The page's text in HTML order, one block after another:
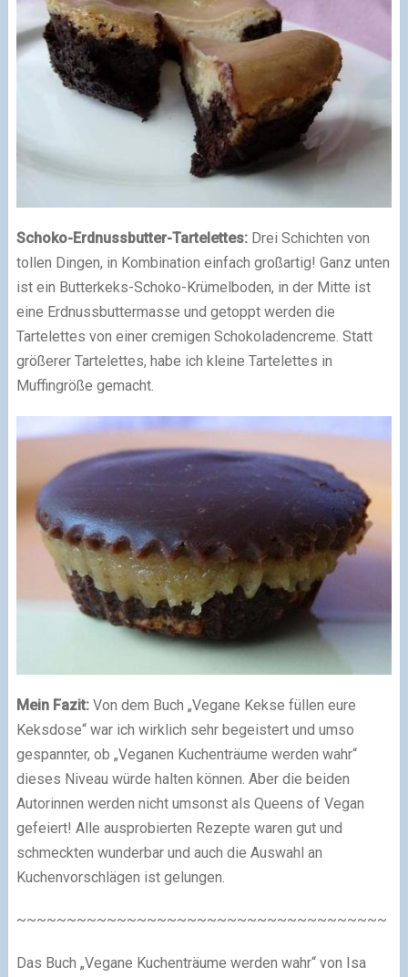
Schoko-Erdnussbutter-Tartelettes:Drei Schichten von
tollen Dingen, in Kombination einfach großartig! Ganz unten
ist ein Butterkeks-Schoko-Krümelboden, in der Mitte ist
eine Erdnussbuttermasse und getoppt werden die
Tartelettes von einer cremigen Schokoladencreme. Statt
größerer Tartelettes, habe ich kleine Tartelettes in
Muffingröße gemacht.
Mein Fazit: Von dem Buch „Vegane Kekse füllen eure
Keksdose“ war ich wirklich sehr begeistert und umso
gespannter, ob „Veganen Kuchenträume werden wahr“
dieses Niveau würde halten können. Aber die beiden
Autorinnen werden nicht umsonst als Queens of Vegan
gefeiert! Alle ausprobierten Rezepte waren gut und
schmeckten wunderbar und auch die Auswahl an
Kuchenvorschlägen ist gelungen.
~~~~~~~~~~~~~~~~~~~~~~~~~~~~~~~~~~~~~
Das Buch „Vegane Kuchenträume werden wahr“ von Isa